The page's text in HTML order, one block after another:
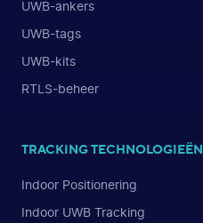
UWB-ankers
UWB-tags
UWB-kits
RTLS-beheer
TRACKING TECHNOLOGIEËN
Indoor Positionering
Indoor UWB Tracking